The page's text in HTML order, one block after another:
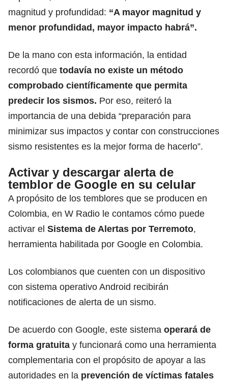
magnitud y profundidad: “A mayor magnitud y
menor profundidad, mayor impacto habrá”.
De la mano con esta información, la entidad
recordó que todavía no existe un método
comprobado científicamente que permita
predecir los sismos. Por eso, reiteró la
importancia de una debida “preparación para
minimizar sus impactos y contar con construcciones
sismo resistentes es la mejor forma de hacerlo”.
Activar y descargar alerta de
temblor de Google en su celular
A propósito de los temblores que se producen en
Colombia, en W Radio le contamos cómo puede
activar el Sistema de Alertas por Terremoto,
herramienta habilitada por Google en Colombia.
Los colombianos que cuenten con un dispositivo
con sistema operativo Android recibirán
notificaciones de alerta de un sismo.
De acuerdo con Google, este sistema operará de
forma gratuita y funcionará como una herramienta
complementaria con el propósito de apoyar a las
autoridades en la prevención de víctimas fatales